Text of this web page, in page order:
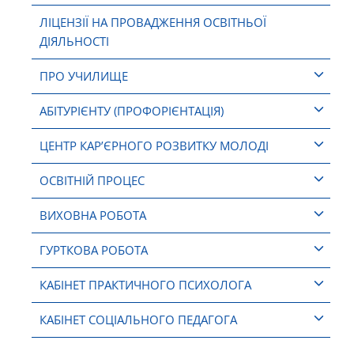
ЛІЦЕНЗІЇ НА ПРОВАДЖЕННЯ ОСВІТНЬОЇ
ДІЯЛЬНОСТІ
ПРО УЧИЛИЩЕ
АБІТУРІЄНТУ (ПРОФОРІЄНТАЦІЯ)
ЦЕНТР КАР’ЄРНОГО РОЗВИТКУ МОЛОДІ
ОСВІТНІЙ ПРОЦЕС
ВИХОВНА РОБОТА
ГУРТКОВА РОБОТА
КАБІНЕТ ПРАКТИЧНОГО ПСИХОЛОГА
КАБІНЕТ СОЦІАЛЬНОГО ПЕДАГОГА